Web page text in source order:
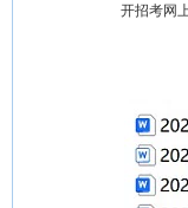
开招考网